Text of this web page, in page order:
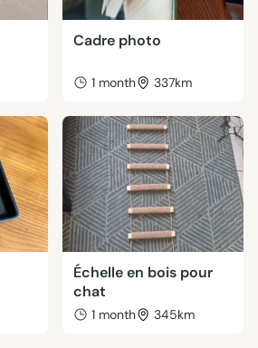
Cadre photo
1 month 337km
Échelle en bois pour
chat
1 month 345km